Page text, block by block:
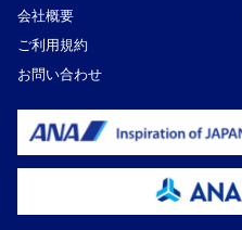
会社概要
ご利用規約
お問い合わせ